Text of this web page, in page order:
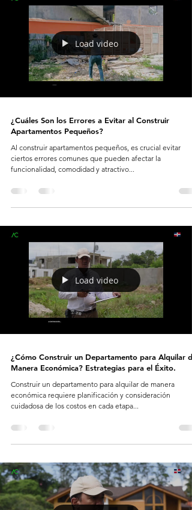
Load video
¿Cuáles Son los Errores a Evitar al Construir
Apartamentos Pequeños?
Al construir apartamentos pequeños, es crucial evitar
ciertos errores comunes que pueden afectar la
funcionalidad, comodidad y atractivo...
Load video
¿Cómo Construir un Departamento para Alquilar de
Manera Económica? Estrategias para el Éxito.
Construir un departamento para alquilar de manera
económica requiere planificación y consideración
cuidadosa de los costos en cada etapa...